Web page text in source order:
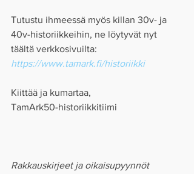
Tutustu ihmeessä myös killan 30v- ja
40v-historiikkeihin, ne löytyvät nyt
täältä verkkosivuilta:
https://www.tamark.fi/historiikki
Kiittää ja kumartaa,
TamArk50-historiikkitiimi
Rakkauskirjeet ja oikaisupyynnöt